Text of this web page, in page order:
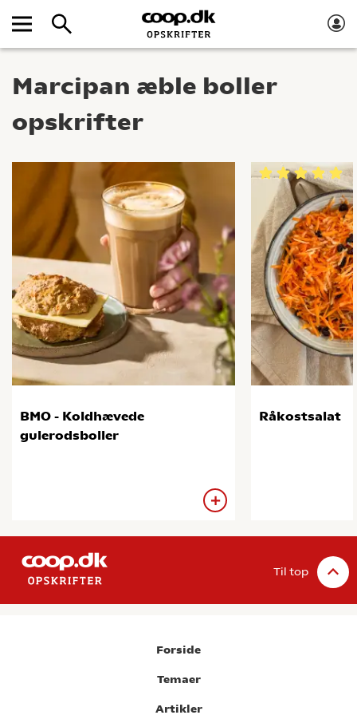
Marcipan æble boller
opskrifter
BMO - Koldhævede
gulerodsboller
Råkostsalat
Til top
Forside
Temaer
Artikler